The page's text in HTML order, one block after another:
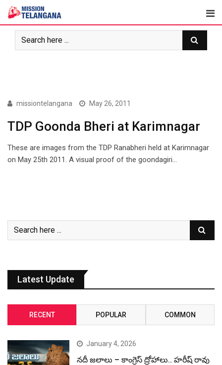
Skip
content
ARTICLES
missiontelangana May 26, 2011
TDP Goonda Bheri at Karimnagar
These are images from the TDP Ranabheri held at Karimnagar
on May 25th 2011. A visual proof of the goondagiri…
Latest Update
RECENT POPULAR COMMON
January 4, 2026
నదీ జలాలు – కాంగ్రెస్ ద్రోహాలు.. హరీష్ రావు